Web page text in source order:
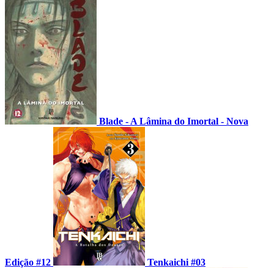
Blade - A Lâmina do Imortal - Nova
Edição #12 Tenkaichi #03